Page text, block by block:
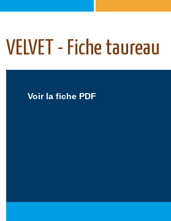
VELVET - Fiche taureau
Voir la fiche PDF